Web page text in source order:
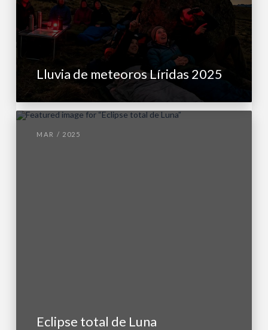
Lluvia de meteoros Líridas 2025
MAR / 2025
Eclipse total de Luna